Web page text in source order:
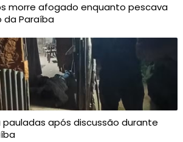
morre afogado enquanto pescava
da Paraíba
após discussão durante